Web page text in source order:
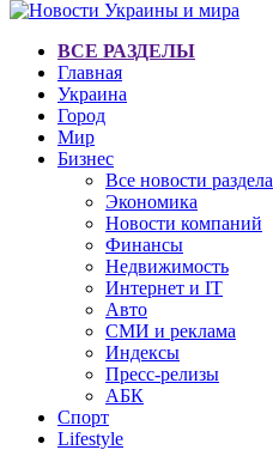
ВСЕ РАЗДЕЛЫ
Главная
Украина
Город
Мир
Бизнес
Все новости раздела
Экономика
Новости компаний
Финансы
Недвижимость
Интернет и IT
Авто
СМИ и реклама
Индексы
Пресс-релизы
АБК
Спорт
Lifestyle